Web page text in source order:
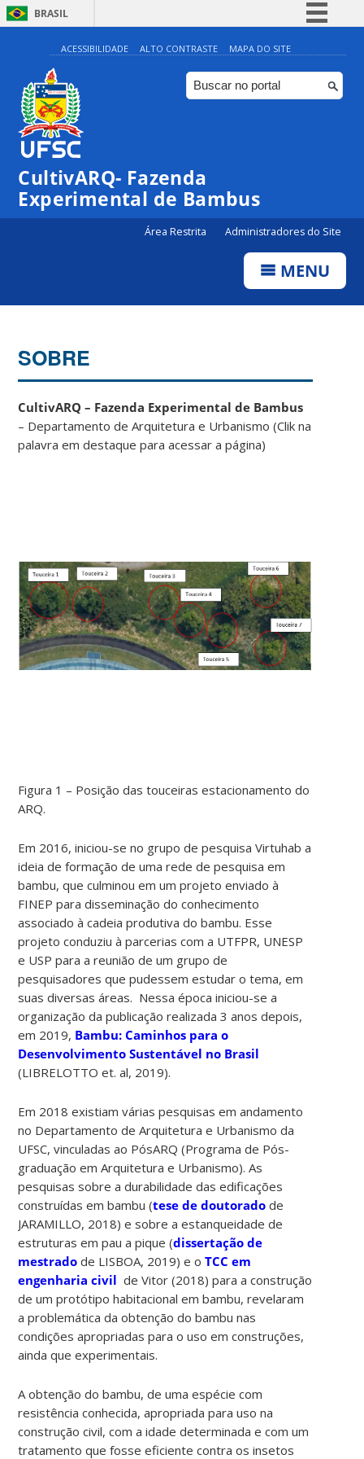
BRASIL
Simplifique!
Comunica BR
Participe
ACESSIBILIDADE ALTO CONTRASTE MAPA DO SITE
CultivARQ- Fazenda
Experimental de Bambus
Área Restrita Administradores do Site
MENU
SOBRE
CultivARQ – Fazenda Experimental de Bambus
– Departamento de Arquitetura e Urbanismo (Clik na
palavra em destaque para acessar a página)
Figura 1 – Posição das touceiras estacionamento do
ARQ.
Em 2016, iniciou-se no grupo de pesquisa Virtuhab a
ideia de formação de uma rede de pesquisa em
bambu, que culminou em um projeto enviado à
FINEP para disseminação do conhecimento
associado à cadeia produtiva do bambu. Esse
projeto conduziu à parcerias com a UTFPR, UNESP
e USP para a reunião de um grupo de
pesquisadores que pudessem estudar o tema, em
suas diversas áreas. Nessa época iniciou-se a
organização da publicação realizada 3 anos depois,
em 2019, Bambu: Caminhos para o
Desenvolvimento Sustentável no Brasil
(LIBRELOTTO et. al, 2019).
Em 2018 existiam várias pesquisas em andamento
no Departamento de Arquitetura e Urbanismo da
UFSC, vinculadas ao PósARQ (Programa de Pós-
graduação em Arquitetura e Urbanismo). As
pesquisas sobre a durabilidade das edificações
construídas em bambu (tese de doutorado de
JARAMILLO, 2018) e sobre a estanqueidade de
estruturas em pau a pique (dissertação de
mestrado de LISBOA, 2019) e oTCC em
engenharia civil de Vitor (2018) para a construção
de um protótipo habitacional em bambu, revelaram
a problemática da obtenção do bambu nas
condições apropriadas para o uso em construções,
ainda que experimentais.
A obtenção do bambu, de uma espécie com
resistência conhecida, apropriada para uso na
construção civil, com a idade determinada e com um
tratamento que fosse eficiente contra os insetos